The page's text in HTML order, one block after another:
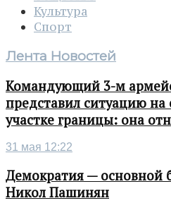
Культура
Спорт
Лента Новостей
Командующий 3-м
представил ситуацию на
участке границы: она
31 мая 12:22
Демократия — основной
Никол Пашинян